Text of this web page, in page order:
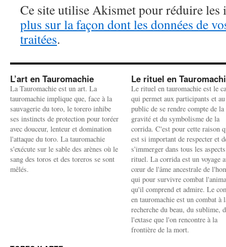
Ce site utilise Akismet pour réduire les
plus sur la façon dont les données de
traitées.
L’art en Tauromachie
La Tauromachie est un art. La
tauromachie implique que, face à la
sauvagerie du toro, le torero inhibe
ses instincts de protection pour toréer
avec douceur, lenteur et domination
l'attaque du toro. La tauromachie
s'exécute sur le sable des arènes où le
sang des toros et des toreros se sont
mêlés.
Le rituel en
Le rituel en tauromachie est le
qui permet aux participants et au
public de se rendre compte de la
gravité et du symbolisme de la
corrida. C'est pour cette raison
est si important de respecter et
s'immerger dans tous les
rituel. La corrida est un voyage
cœur de l'âme ancestrale de
qui pour survivre combat
qu'il comprend et admire. Le
en tauromachie est un combat à
recherche du beau, du sublime,
l'extase que l'on rencontre à la
frontière de la mort.